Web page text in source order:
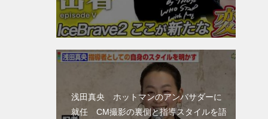
浅田真央 ホットマンのアンバサダーに
就任 CM撮影の裏側と指導スタイルを語